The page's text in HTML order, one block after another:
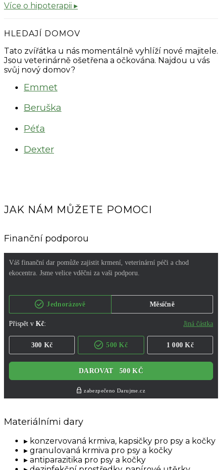
Více o hipoterapii ▸
HLEDAJÍ DOMOV
Tato zvířátka u nás momentálně vyhlíží nové majitele.
Jsou veterinárně ošetřena a očkována. Najdou u vás
svůj nový domov?
Emmet
Beruška
Péťa
Dexter
JAK NÁM MŮŽETE POMOCI
Finanční podporou
Materiálními dary
konzervovaná krmiva, kapsičky pro psy a kočky
granulovaná krmiva pro psy a kočky
antiparazitika pro psy a kočky